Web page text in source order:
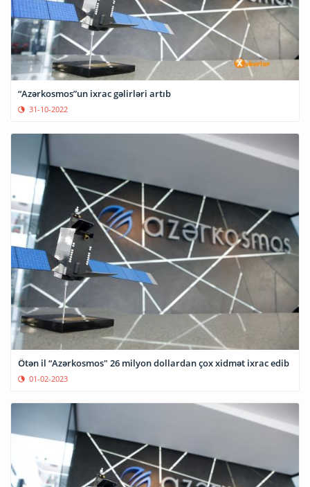
“Azərkosmos”un ixrac gəlirləri artıb
31-10-2022
Ötən il “Azərkosmos" 26 milyon dollardan çox xidmət ixrac edib
01-02-2023